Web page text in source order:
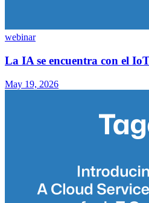
webinar
La IA se encuentra con el
May 19, 2026